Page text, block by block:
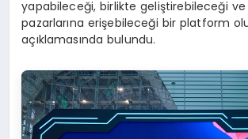
yapabileceği, birlikte geliştirebileceği ve
pazarlarına erişebileceği bir platform
açıklamasında bulundu.